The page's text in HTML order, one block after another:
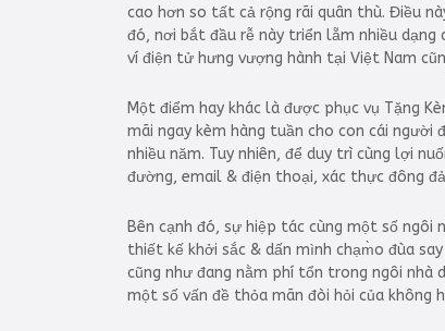
cao hơn so tất cả rộng rãi quân thù. Điều
đó, nơi bắt đầu rễ này triển lẵm nhiều
ví điện tử hưng vượng hành tại Việt Nam
Một điểm hay khác là được phục vụ Tặng
mãi ngay kèm hàng tuần cho con cái người
nhiều năm. Tuy nhiên, để duy trì cùng lợi
đường, email & điện thoại, xác thực đông
Bên cạnh đó, sự hiệp tác cùng một số ngôi
thiết kế khởi sắc & dấn mình chạm̀o đùa
cũng như đang nằm phí tổn trong ngôi nhà
một số vấn đề thỏa mãn đòi hỏi của không